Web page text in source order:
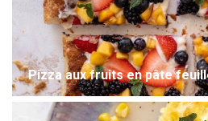
Pizza aux fruits en pâte